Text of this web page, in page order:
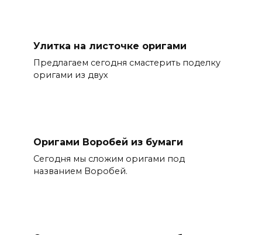
Улитка на листочке оригами
Предлагаем сегодня смастерить поделку
оригами из двух
Оригами Воробей из бумаги
Сегодня мы сложим оригами под
названием Воробей.